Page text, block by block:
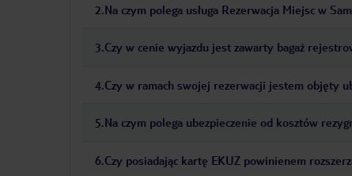
2 Na czym polega usługa Rezerwacja Miejsc w
3.Czy w cenie wyjazdu jest zawarty bagaż
4 Czy w ramach swojej rezerwacji jestem objęty
5.Na czym polega ubezpieczenie od kosztów
6.Czy posiadając kartę EKUZ powinienem